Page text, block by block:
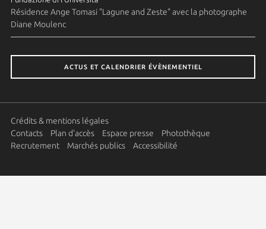
Résidence Ange Tomasi "Lagune and Zeste" avec la photographe
Diane Moulenc
ACTUS ET CALENDRIER ÉVÈNEMENTIEL
Crédits & mentions légales
Contacts
Plan d'accès Espace presse
Photothèque
Recrutement
Marchés publics Accessibilité